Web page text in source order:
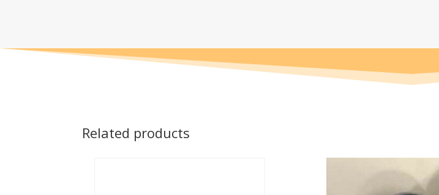
Related products